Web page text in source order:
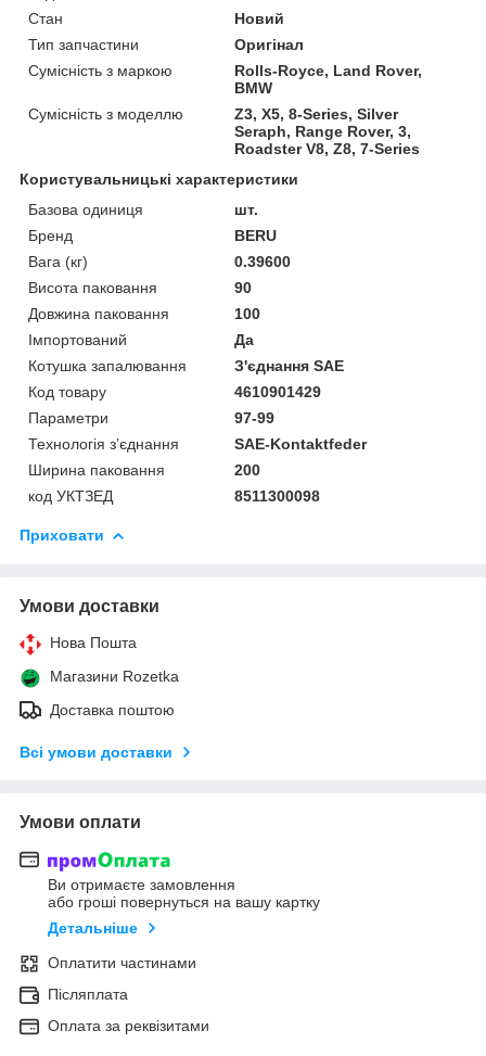
Стан
Новий
Тип запчастини
Оригінал
Сумісність з маркою
Rolls-Royce, Land Rover,
BMW
Сумісність з моделлю
Z3, X5, 8-Series, Silver
Seraph, Range Rover, 3,
Roadster V8, Z8, 7-Series
Користувальницькі характеристики
Базова одиниця
шт.
Бренд
BERU
Вага (кг)
0.39600
Висота паковання
90
Довжина паковання
100
Імпортований
Да
Котушка запалювання
З'єднання SAE
Код товару
4610901429
Параметри
97-99
Технологія з’єднання
SAE-Kontaktfeder
Ширина паковання
200
код УКТЗЕД
8511300098
Приховати
Умови доставки
Нова Пошта
Магазини Rozetka
Доставка поштою
Всі умови доставки
Умови оплати
Ви отримаєте замовлення
або гроші повернуться на вашу картку
Детальніше
Оплатити частинами
Післяплата
Оплата за реквізитами